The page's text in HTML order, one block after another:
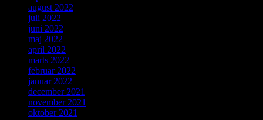
august 2022
juli 2022
juni 2022
maj 2022
april 2022
marts 2022
februar 2022
januar 2022
december 2021
november 2021
oktober 2021